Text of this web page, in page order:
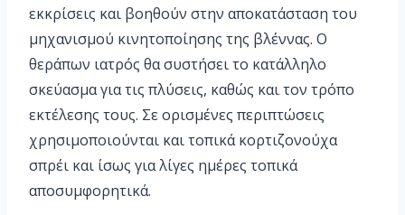
εκκρίσεις και βοηθούν στην αποκατάσταση του
μηχανισμού κινητοποίησης της βλέννας. Ο
θεράπων ιατρός θα συστήσει το κατάλληλο
σκεύασμα για τις πλύσεις, καθώς και τον τρόπο
εκτέλεσης τους. Σε ορισμένες περιπτώσεις
χρησιμοποιούνται και τοπικά κορτιζονούχα
σπρέι και ίσως για λίγες ημέρες τοπικά
αποσυμφορητικά.